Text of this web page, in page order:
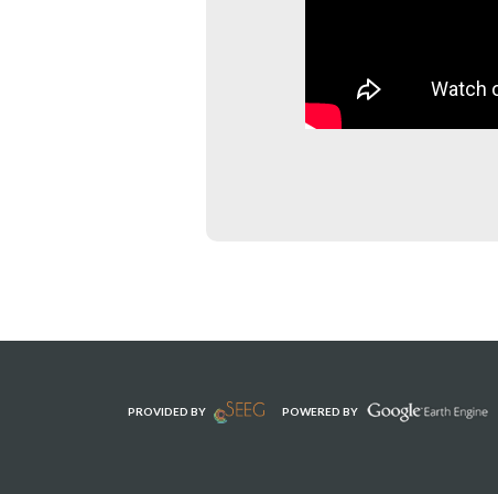
PROVIDED BY POWERED BY